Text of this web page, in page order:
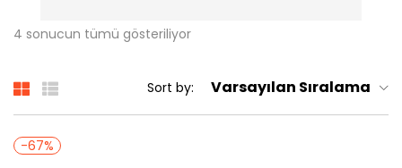
Beni Hatırla Şifrenizi mi unuttunuz?
4 sonucun tümü gösteriliyor
Sort by: Varsayılan Sıralama
-67%